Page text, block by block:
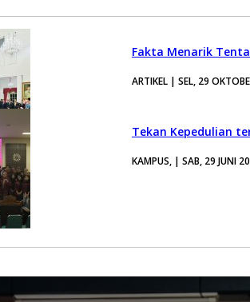
Fakta Menarik
ARTIKEL | SEL, 29
Tekan Kepedulian
KAMPUS, | SAB, 29 JUNI